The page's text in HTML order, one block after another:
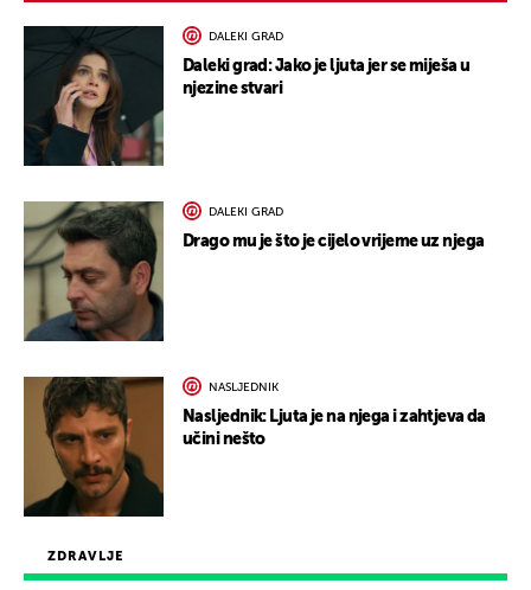
ZDRAVLJE
DALEKI GRAD
Daleki grad: Jako je ljuta jer se miješa u
njezine stvari
DALEKI GRAD
Drago mu je što je cijelo vrijeme uz njega
NASLJEDNIK
Nasljednik: Ljuta je na njega i zahtjeva da
učini nešto